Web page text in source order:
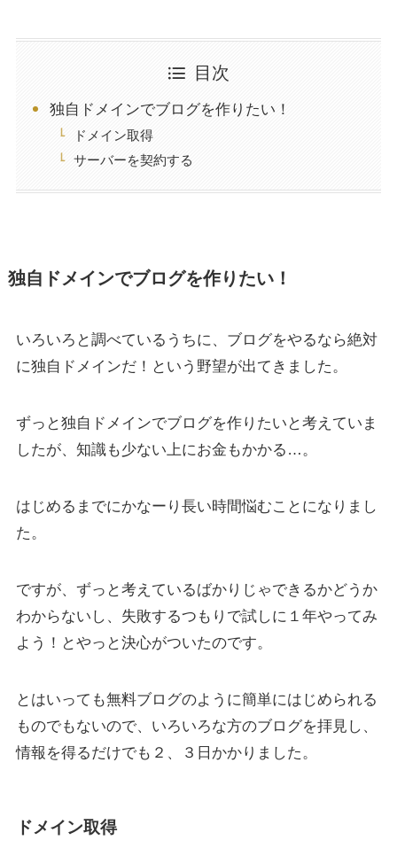
目次
独自ドメインでブログを作りたい！
ドメイン取得
サーバーを契約する
独自ドメインでブログを作りたい！
いろいろと調べているうちに、ブログをやるなら絶対
に独自ドメインだ！という野望が出てきました。
ずっと独自ドメインでブログを作りたいと考えていま
したが、知識も少ない上にお金もかかる…。
はじめるまでにかなーり長い時間悩むことになりまし
た。
ですが、ずっと考えているばかりじゃできるかどうか
わからないし、失敗するつもりで試しに１年やってみ
よう！とやっと決心がついたのです。
とはいっても無料ブログのように簡単にはじめられる
ものでもないので、いろいろな方のブログを拝見し、
情報を得るだけでも２、３日かかりました。
ドメイン取得